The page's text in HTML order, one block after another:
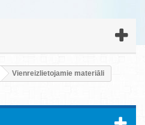
Vienreizlietojamie materiāli